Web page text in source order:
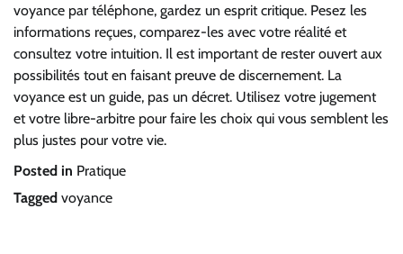
voyance par téléphone, gardez un esprit critique. Pesez les
informations reçues, comparez-les avec votre réalité et
consultez votre intuition. Il est important de rester ouvert aux
possibilités tout en faisant preuve de discernement. La
voyance est un guide, pas un décret. Utilisez votre jugement
et votre libre-arbitre pour faire les choix qui vous semblent les
plus justes pour votre vie.
Posted in Pratique
Tagged voyance